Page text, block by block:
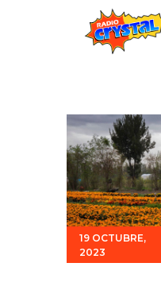
Estaciones
Eventos
Promociones
Noticias
Para ti
Contacto
19 OCTUBRE,
2023